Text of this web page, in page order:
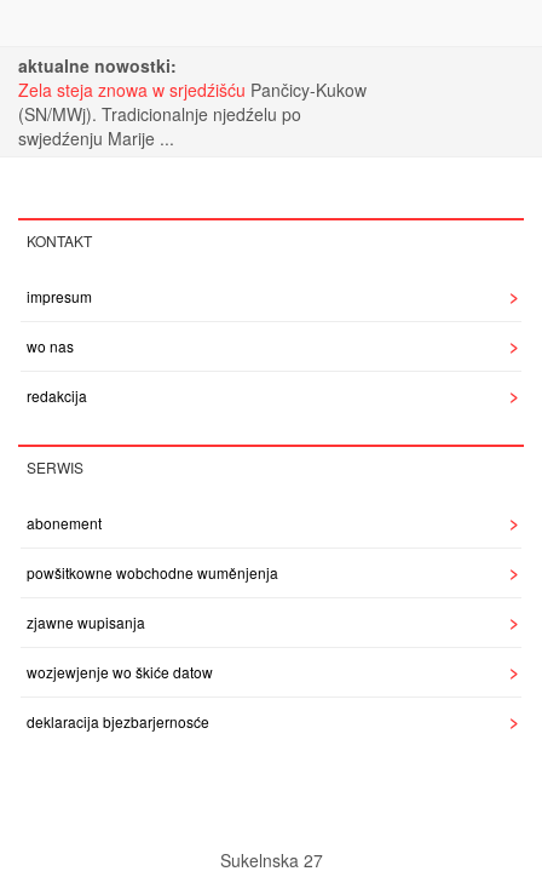
aktualne nowostki:
Zela steja znowa w srjedźišću Pančicy-Kukow
(SN/MWj). Tradicionalnje njedźelu po
swjedźenju Marije ...
KONTAKT
impresum
wo nas
redakcija
SERWIS
abonement
powšitkowne wobchodne wuměnjenja
zjawne wupisanja
wozjewjenje wo škiće datow
deklaracija bjezbarjernosće
Sukelnska 27